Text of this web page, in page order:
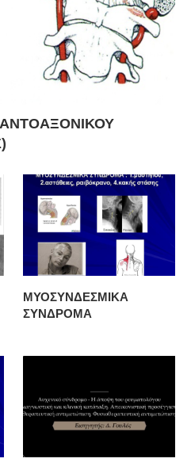
ΜΥΟΣΥΝΔΕΣΜΙΚΑ
ΣΥΝΔΡΟΜΑ